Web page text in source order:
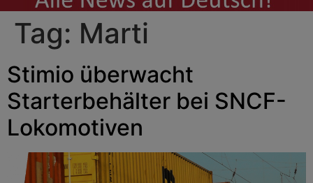
Tag: Marti
Stimio überwacht
Starterbehälter bei SNCF-
Lokomotiven